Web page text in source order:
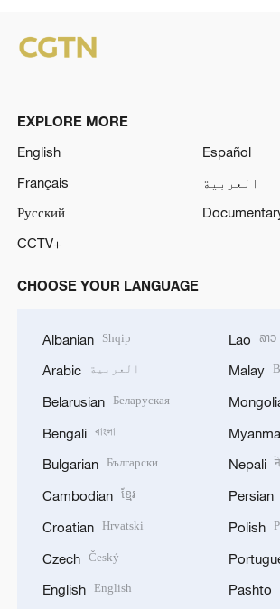
EXPLORE MORE
English
Español
Français
العربية
Русский
CCTV+
CHOOSE YOUR LANGUAGE
Albanian Shqip
Arabic العربية
Belarusian Беларуская
Bengali বাংলা
Bulgarian Български
Cambodian ខ្មែរ
Croatian Hrvatski
Czech Český
English English
Lao ລາວ
Malay
Nepali
Persian
Polish
Pashto